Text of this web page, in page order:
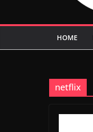
HOME
netflix